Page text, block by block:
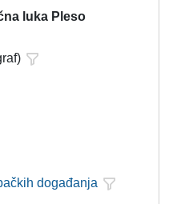
luka Pleso
događanja